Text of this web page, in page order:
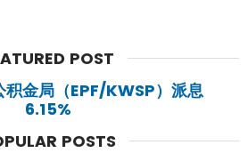
POST
积金局（EPF/KWSP）派息
6.15%
POSTS